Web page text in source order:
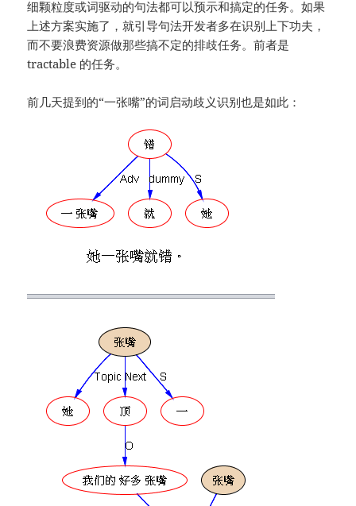
细颗粒度或词驱动的句法都可以预示和搞定的任务。如果
上述方案实施了，就引导句法开发者多在识别上下功夫，
而不要浪费资源做那些搞不定的排歧任务。前者是
tractable 的任务。
前几天提到的“一张嘴”的词启动歧义识别也是如此：